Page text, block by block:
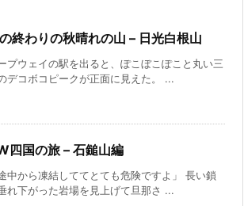
終わりの秋晴れの山 – 日光白根山
プウェイの駅を出ると、ぽこぼこぽこと丸い三
デコボコピークが正面に見えた。 ...
四国の旅 – 石鎚山編
途中から凍結しててとても危険ですよ」 長い鎖
れ下がった岩場を見上げて旦那さ ...